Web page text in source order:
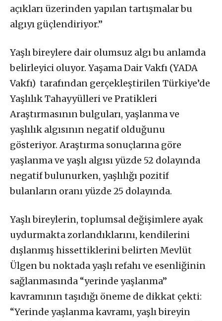
açıkları üzerinden yapılan tartışmalar bu
algıyı güçlendiriyor.”
Yaşlı bireylere dair olumsuz algı bu anlamda
belirleyici oluyor. Yaşama Dair Vakfı (YADA
Vakfı) tarafından gerçekleştirilen Türkiye’de
Yaşlılık Tahayyülleri ve Pratikleri
Araştırmasının bulguları, yaşlanma ve
yaşlılık algısının negatif olduğunu
gösteriyor. Araştırma sonuçlarına göre
yaşlanma ve yaşlı algısı yüzde 52 dolayında
negatif bulunurken, yaşlılığı pozitif
bulanların oranı yüzde 25 dolayında.
Yaşlı bireylerin, toplumsal değişimlere ayak
uydurmakta zorlandıklarını, kendilerini
dışlanmış hissettiklerini belirten Mevlüt
Ülgen bu noktada yaşlı refahı ve esenliğinin
sağlanmasında “yerinde yaşlanma”
kavramının taşıdığı öneme de dikkat çekti:
“Yerinde yaşlanma kavramı, yaşlı bireyin